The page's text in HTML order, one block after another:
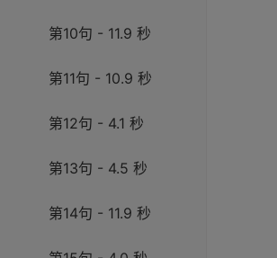
第10句 - 11.9 秒
第11句 - 10.9 秒
第12句 - 4.1 秒
第13句 - 4.5 秒
第14句 - 11.9 秒